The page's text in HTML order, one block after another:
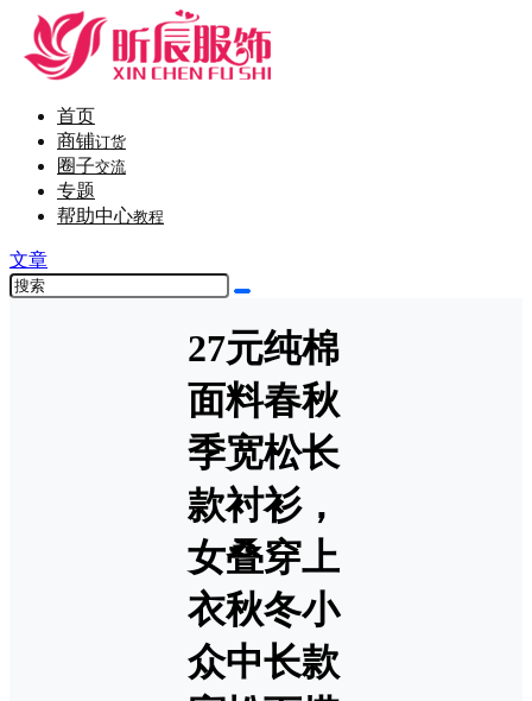
首页
商铺订货
圈子交流
专题
帮助中心教程
文章
27元纯棉
面料春秋
季宽松长
款衬衫，
女叠穿上
衣秋冬小
众中长款